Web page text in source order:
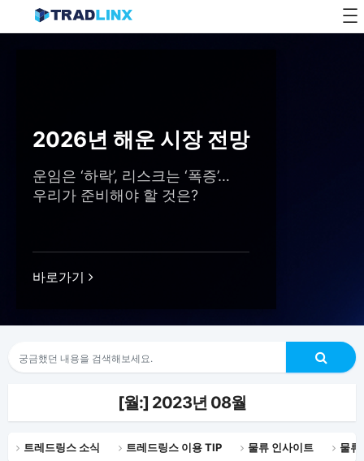
2026년 해운 시장 전망
운임은 ‘하락’, 리스크는 ‘폭증’…
우리가 준비해야 할 것은?
바로가기
[월:] 2023년 08월
트레드링스 소식 트레드링스 이용 TIP 물류 인사이트 물류